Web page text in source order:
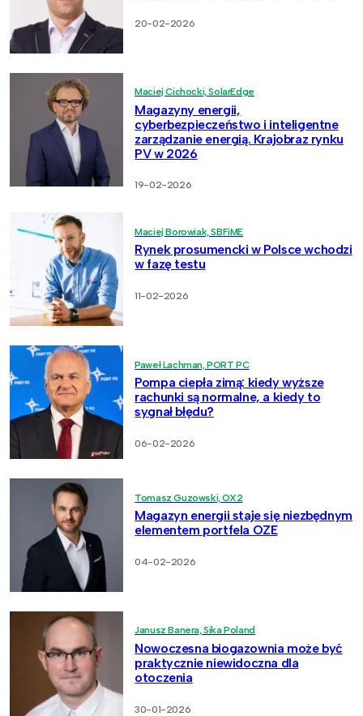
20-02-2026
Maciej Cichocki, SolarEdge
Magazyny energii,
cyberbezpieczeństwo i inteligentne
zarządzanie energią. Krajobraz rynku
PV w 2026
19-02-2026
Maciej Borowiak, SBFiME
Rynek prosumencki w Polsce wchodzi
w fazę testu
11-02-2026
Paweł Lachman, PORT PC
Pompa ciepła zimą: kiedy wyższe
rachunki są normalne, a kiedy to
sygnał błędu?
06-02-2026
Tomasz Guzowski, OX2
Magazyn energii staje się niezbędnym
elementem portfela OZE
04-02-2026
Janusz Banera, Sika Poland
Nowoczesna biogazownia może być
praktycznie niewidoczna dla
otoczenia
30-01-2026